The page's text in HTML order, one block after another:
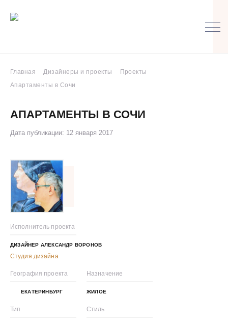
Главная Дизайнеры и проекты
Проекты
Апартаменты в Сочи
АПАРТАМЕНТЫ В СОЧИ
Дата публикации: 12 января 2017
Исполнитель проекта
ДИЗАЙНЕР АЛЕКСАНДР ВОРОНОВ
Студия дизайна
География проекта
ЕКАТЕРИНБУРГ
Назначение
ЖИЛОЕ
Тип Стиль